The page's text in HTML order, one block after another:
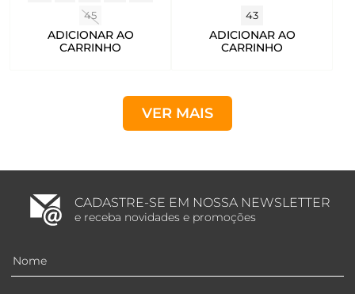
45
ADICIONAR AO
CARRINHO
43
ADICIONAR AO
CARRINHO
VER MAIS
CADASTRE-SE EM NOSSA NEWSLETTER
e receba novidades e promoções